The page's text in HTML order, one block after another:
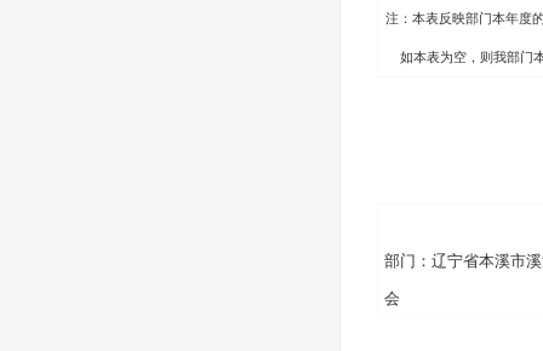
注：本表反映部门本年度
如本表为空，则我部门
部门：辽宁省本溪市
会